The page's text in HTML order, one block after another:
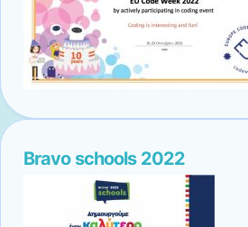
Bravo schools 2022